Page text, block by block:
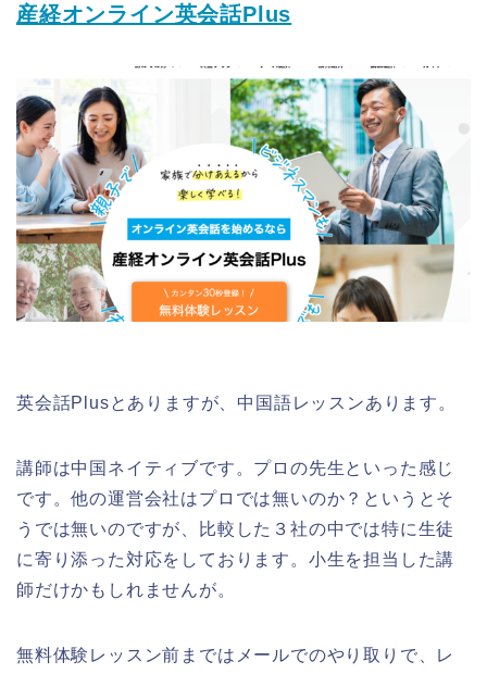
産経オンライン英会話Plus
英会話Plusとありますが、中国語レッスンあります。
講師は中国ネイティブです。プロの先生といった感じ
です。他の運営会社はプロでは無いのか？というとそ
うでは無いのですが、比較した３社の中では特に生徒
に寄り添った対応をしております。小生を担当した講
師だけかもしれませんが。
無料体験レッスン前まではメールでのやり取りで、レ